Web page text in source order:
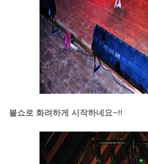
불쇼로 화려하게 시작하네요~!!